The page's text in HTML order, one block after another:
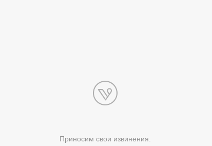
Приносим свои извинения.